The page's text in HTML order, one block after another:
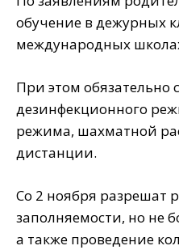
обучение в дежурных
международных
При этом обязательно
дезинфекционного
режима, шахматной
дистанции.
Со 2 ноября разрешат
заполняемости, но не
а также проведение